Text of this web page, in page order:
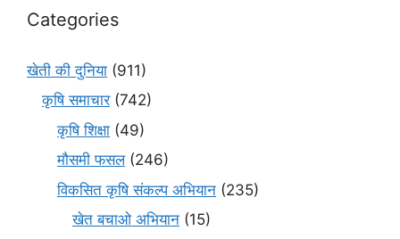
Categories
खेती की दुनिया (911)
कृषि समाचार(742)
कृषि शिक्षा (49)
मौसमी फसल(246)
विकसित कृषि संकल्प अभियान (235)
खेत बचाओ अभियान (15)